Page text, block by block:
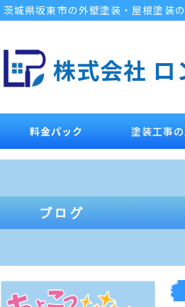
茨城県坂東市の外壁塗装・屋根塗装
株式会社 ロ
料金パック 塗装工事